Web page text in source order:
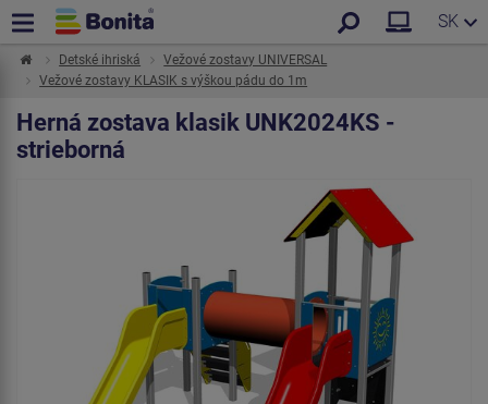
SK
Detské ihriská
Vežové zostavy UNIVERSAL
Vežové zostavy KLASIK s výškou pádu do 1m
Herná zostava klasik UNK2024KS -
strieborná